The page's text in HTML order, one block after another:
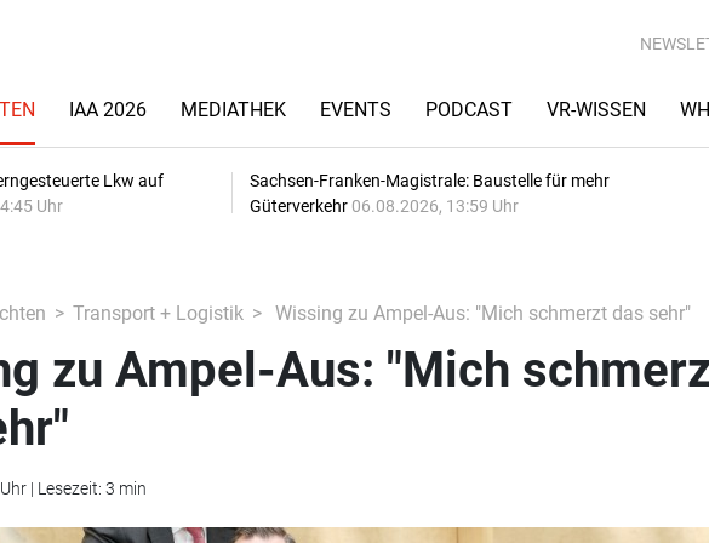
IAA 2026 MEDIATHEK EVENTS PODCAST VR-WISSEN
Lkw auf
Uhr
Sachsen-Franken-Magistrale: Baustelle für mehr
Güterverkehr 06.08.2026, 13:59 Uhr
Transport + Logistik Wissing zu Ampel-Aus: "Mich schmerzt das sehr"
zu Ampel-Aus: "Mich
| Lesezeit: 3 min